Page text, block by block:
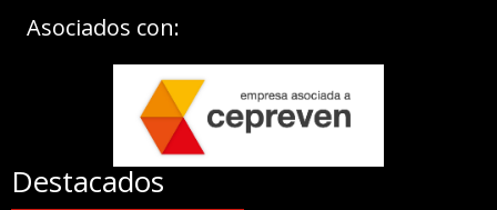
Asociados con:
Destacados